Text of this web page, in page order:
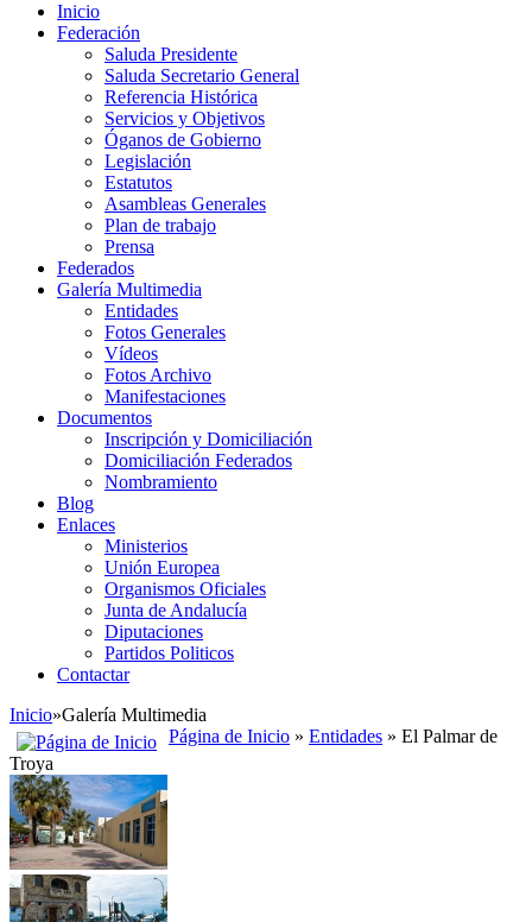
Inicio
Federación
Saluda Presidente
Saluda Secretario General
Referencia Histórica
Servicios y Objetivos
Óganos de Gobierno
Legislación
Estatutos
Asambleas Generales
Plan de trabajo
Prensa
Federados
Galería Multimedia
Entidades
Fotos Generales
Vídeos
Fotos Archivo
Manifestaciones
Documentos
Inscripción y Domiciliación
Domiciliación Federados
Nombramiento
Blog
Enlaces
Ministerios
Unión Europea
Organismos Oficiales
Junta de Andalucía
Diputaciones
Partidos Politicos
Contactar
Inicio»Galería Multimedia
Página de Inicio » Entidades » El Palmar de
Troya